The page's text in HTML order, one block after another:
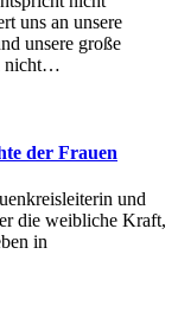
uns an unsere
unsere große
nicht…
der Frauen
die weibliche Kraft,
in